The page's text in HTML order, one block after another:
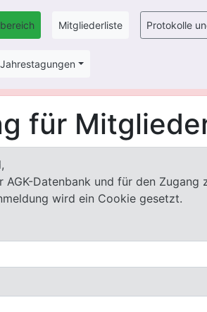
Mitgliederliste Protokolle
für
AGK-Datenbank und für den
wird ein Cookie gesetzt.